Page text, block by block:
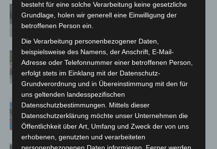
Brand im „Haus der Begegnung“ in
Neuwarmbüchen schnell eingedämmt
Region Hannover: 21 neue
Notfallsanitäter starten beim Roten
Kreuz
Mann läuft mit Hockeyschläger über
A7 – Polizei sucht Zeugen
besteht für eine solche Verarbeitung keine gesetzliche
Grundlage, holen wir generell eine Einwilligung der
betroffenen Person ein.
Die Verarbeitung personenbezogener Daten,
beispielsweise des Namens, der Anschrift, E-Mail-
Adresse oder Telefonnummer einer betroffenen Person,
erfolgt stets im Einklang mit der Datenschutz-
Grundverordnung und in Übereinstimmung mit den für
uns geltenden landesspezifischen
Datenschutzbestimmungen. Mittels dieser
Datenschutzerklärung möchte unser Unternehmen die
Öffentlichkeit über Art, Umfang und Zweck der von uns
erhobenen, genutzten und verarbeiteten